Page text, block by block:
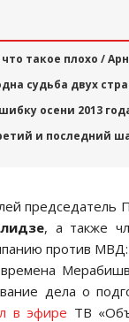
такое плохо /
судьба двух
осени 2013
и последний
председатель
, а также
против МВД:
дела о
в эфире ТВ